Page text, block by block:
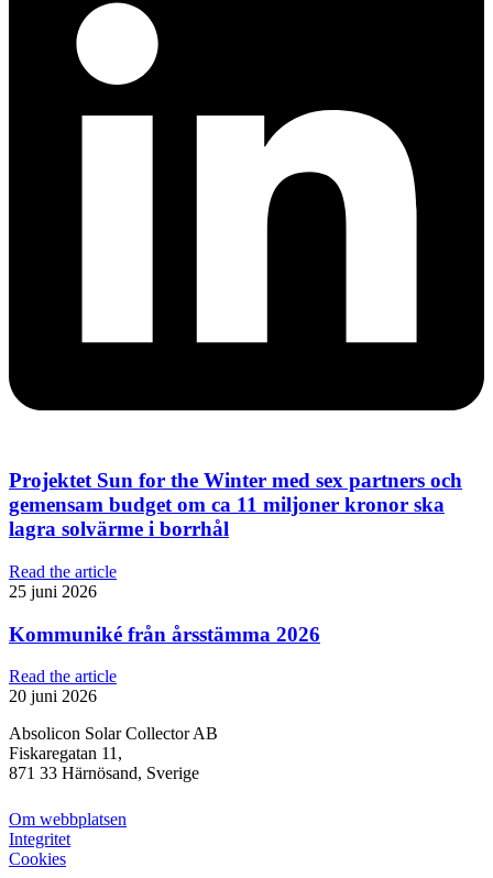
Projektet Sun for the Winter med sex partners och
gemensam budget om ca 11 miljoner kronor ska
lagra solvärme i borrhål
Read the article
25 juni 2026
Kommuniké från årsstämma 2026
Read the article
20 juni 2026
Absolicon Solar Collector AB
Fiskaregatan 11,
871 33 Härnösand, Sverige
Om webbplatsen
Integritet
Cookies